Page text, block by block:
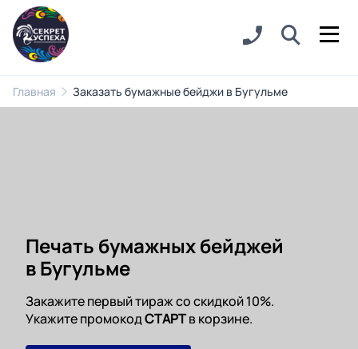
Главная Заказать бумажные бейджи в Бугульме
Печать бумажных бейджей
в Бугульме
Закажите первый тираж со скидкой 10%.
Укажите промокодСТАРТв корзине.